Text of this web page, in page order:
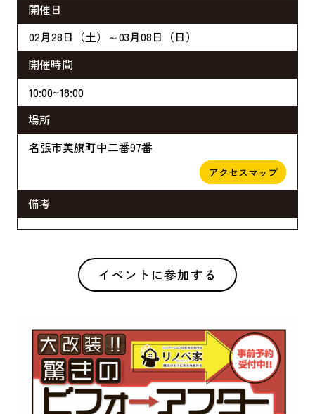
開催日
02月28日（土）～03月08日（日）
開催時間
10:00~18:00
場所
名張市美旗町中二番97番
アクセスマップ
備考
イベントに参加する